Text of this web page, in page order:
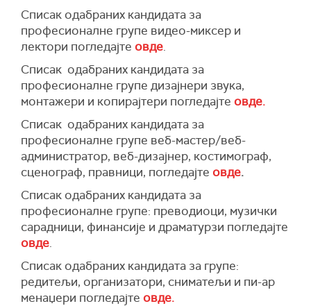
Списак одабраних кандидата за
професионалне групе видео-миксер и
лектори погледајте овде.
Списак одабраних кандидата за
професионалне групе дизајнери звука,
монтажери и копирајтери погледајте овде.
Списак одабраних кандидата за
професионалне групе веб-мастер/веб-
администратор, веб-дизајнер, костимограф,
сценограф, правници, погледајте овде.
Списак одабраних кандидата за
професионалне групе: преводиоци, музички
сарадници, финансије и драматурзи погледајте
овде.
Списак одабраних кандидата за групе:
редитељи, организатори, сниматељи и пи-ар
менаџери погледајте овде.